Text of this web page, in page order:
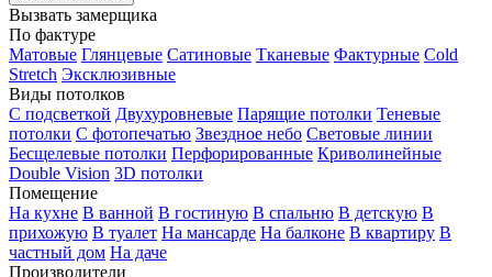
Вызвать замерщика
По фактуре
Матовые Глянцевые Сатиновые Тканевые Фактурные Cold
Stretch Эксклюзивные
Виды потолков
С подсветкой Двухуровневые Парящие потолки Теневые
потолки С фотопечатью Звездное небо Световые линии
Бесщелевые потолки Перфорированные Криволинейные
Double Vision 3D потолки
Помещение
На кухне В ванной В гостиную В спальню В детскую В
прихожую В туалет На мансарде На балконе В квартиру В
частный дом На даче
Производители